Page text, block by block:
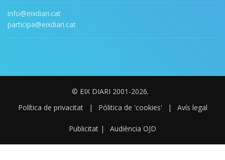
info@eixdiari.cat
participa@eixdiari.cat
© EIX DIARI 2001-2026.
Política de privacitat
| Pólitica de 'cookies' | Avís legal
Publicitat | Audiència OJD